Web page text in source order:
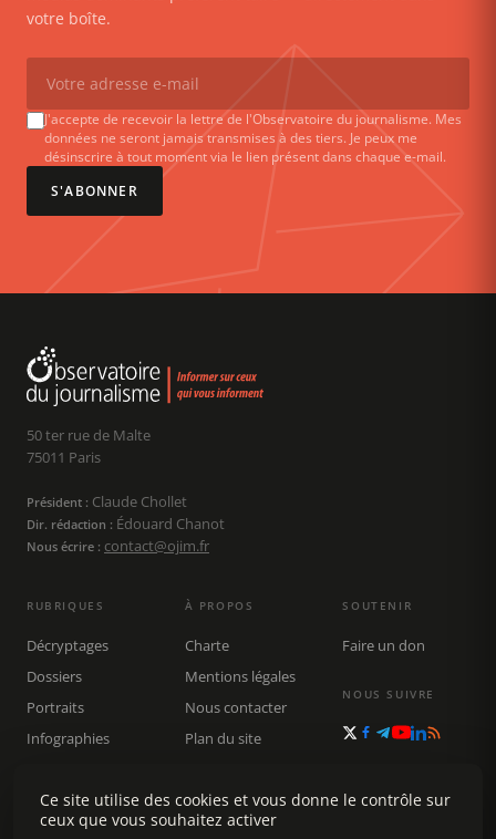
votre boîte.
J'accepte de recevoir la lettre de l'Observatoire du journalisme. Mes
données ne seront jamais transmises à des tiers. Je peux me
désinscrire à tout moment via le lien présent dans chaque e-mail.
S'ABONNER
50 ter rue de Malte
75011 Paris
Président : Claude Chollet
Dir. rédaction : Édouard Chanot
Nous écrire : contact@ojim.fr
RUBRIQUES
Décryptages
Dossiers
Portraits
Infographies
Rechercher
À PROPOS
Charte
Mentions légales
Nous contacter
Plan du site
SOUTENIR
Faire un don
NOUS SUIVRE
Ce site utilise des cookies et vous donne le contrôle sur
ceux que vous souhaitez activer